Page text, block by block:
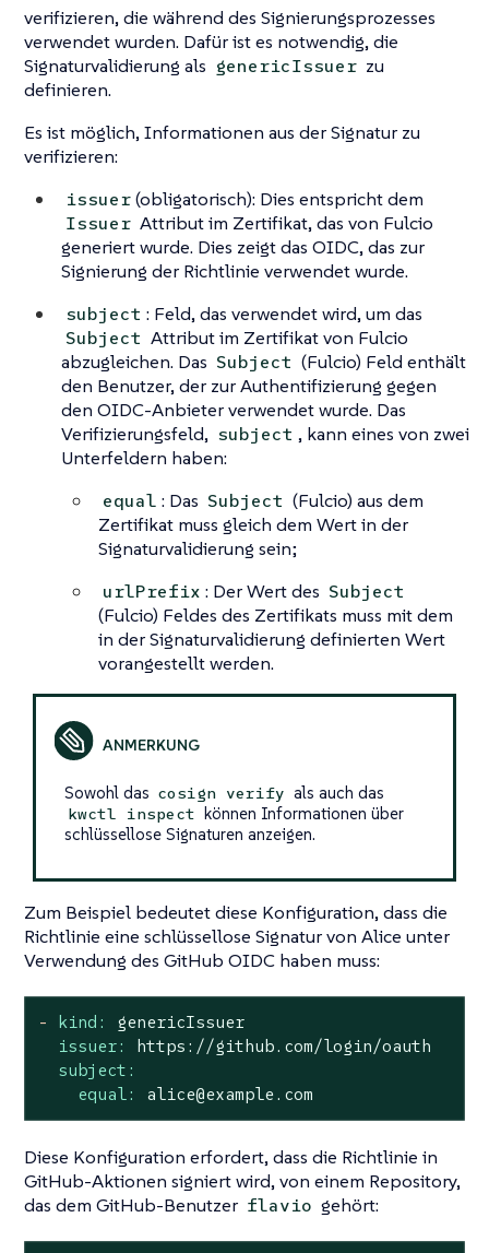
verifizieren, die während des Signierungsprozesses
verwendet wurden. Dafür ist es notwendig, die
Signaturvalidierung als genericIssuer zu
definieren.
Es ist möglich, Informationen aus der Signatur zu
verifizieren:
issuer(obligatorisch): Dies entspricht dem
Issuer Attribut im Zertifikat, das von Fulcio
generiert wurde. Dies zeigt das OIDC, das zur
Signierung der Richtlinie verwendet wurde.
subject : Feld, das verwendet wird, um das
Subject Attribut im Zertifikat von Fulcio
abzugleichen. Das Subject (Fulcio) Feld enthält
den Benutzer, der zur Authentifizierung gegen
den OIDC-Anbieter verwendet wurde. Das
Verifizierungsfeld, subject , kann eines von zwei
Unterfeldern haben:
equal : Das Subject (Fulcio) aus dem
Zertifikat muss gleich dem Wert in der
Signaturvalidierung sein;
urlPrefix : Der Wert des Subject
(Fulcio) Feldes des Zertifikats muss mit dem
in der Signaturvalidierung definierten Wert
vorangestellt werden.
Sowohl das cosign verify als auch das
kwctl inspect
können Informationen über
schlüssellose Signaturen anzeigen.
Zum Beispiel bedeutet diese Konfiguration, dass die
Richtlinie eine schlüssellose Signatur von Alice unter
Verwendung des GitHub OIDC haben muss:
- kind:
genericIssuer
issuer:
https://github.com/login/oauth
subject:
equal:
alice@example.com
Diese Konfiguration erfordert, dass die Richtlinie in
GitHub-Aktionen signiert wird, von einem Repository,
das dem GitHub-Benutzer flavio gehört: